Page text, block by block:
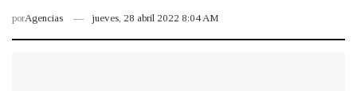
porAgencias jueves, 28 abril 2022 8:04 AM